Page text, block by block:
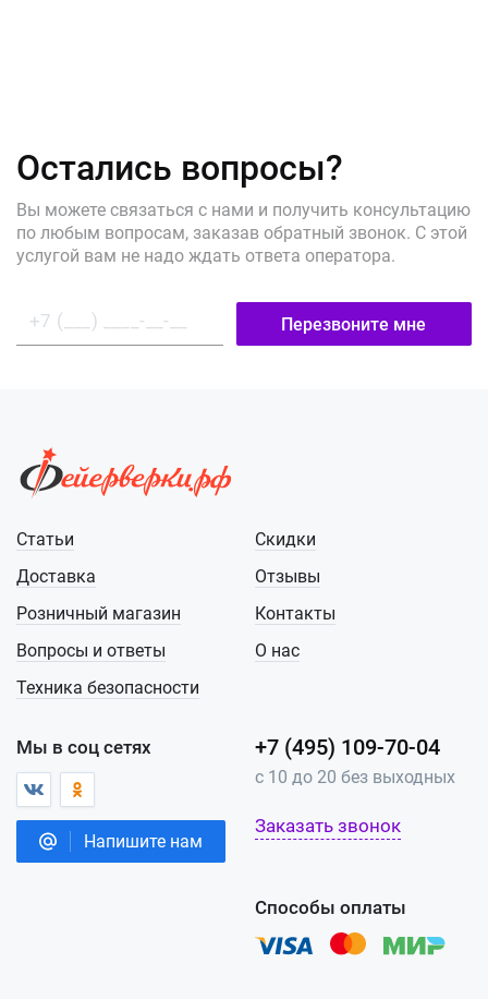
Остались вопросы?
Вы можете связаться с нами и получить консультацию
по любым вопросам, заказав обратный звонок. С этой
услугой вам не надо ждать ответа оператора.
Перезвоните мне
Статьи
Доставка
Розничный магазин
Вопросы и ответы
Техника безопасности
Скидки
Отзывы
Контакты
О нас
Мы в соц сетях
Напишите нам
+7 (495) 109-70-04
с 10 до 20 без выходных
Заказать звонок
Способы оплаты